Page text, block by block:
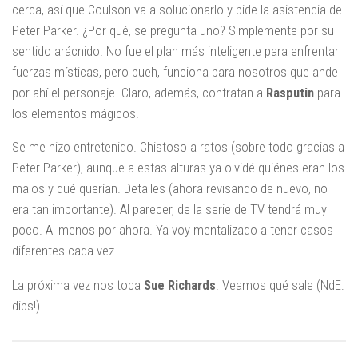
cerca, así que Coulson va a solucionarlo y pide la asistencia de
Peter Parker. ¿Por qué, se pregunta uno? Simplemente por su
sentido arácnido. No fue el plan más inteligente para enfrentar
fuerzas místicas, pero bueh, funciona para nosotros que ande
por ahí el personaje. Claro, además, contratan a Rasputin para
los elementos mágicos.
Se me hizo entretenido. Chistoso a ratos (sobre todo gracias a
Peter Parker), aunque a estas alturas ya olvidé quiénes eran los
malos y qué querían. Detalles (ahora revisando de nuevo, no
era tan importante). Al parecer, de la serie de TV tendrá muy
poco. Al menos por ahora. Ya voy mentalizado a tener casos
diferentes cada vez.
La próxima vez nos toca Sue Richards. Veamos qué sale (NdE:
dibs!).